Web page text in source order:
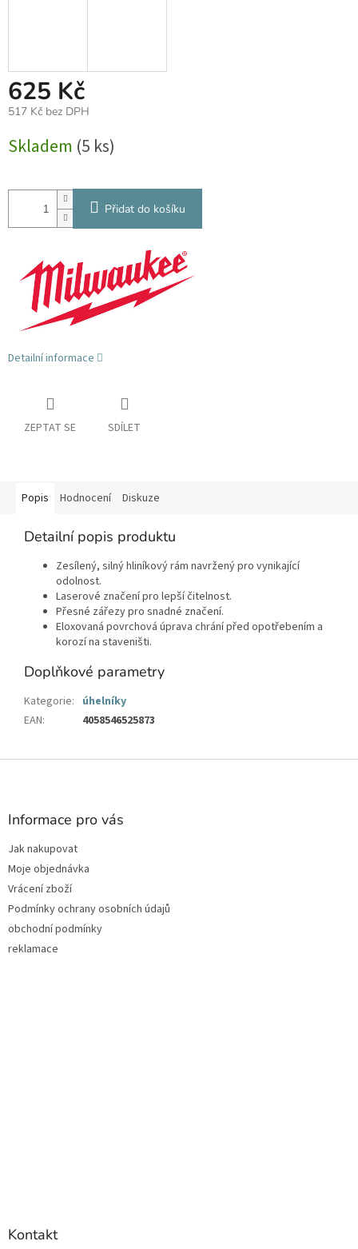
625 Kč
517 Kč bez DPH
cena:
Skladem (5 ks)
Přidat do košíku
Detailní informace
ZEPTAT SE SDÍLET
Popis Hodnocení Diskuze
Detailní popis produktu
Zesílený, silný hliníkový rám navržený pro vynikající
odolnost.
Laserové značení pro lepší čitelnost.
Přesné zářezy pro snadné značení.
Eloxovaná povrchová úprava chrání před opotřebením a
korozí na staveništi.
Doplňkové parametry
Kategorie: úhelníky
EAN: 4058546525873
Z
Informace pro vás
Jak nakupovat
Moje objednávka
Vrácení zboží
Podmínky ochrany osobních údajů
obchodní podmínky
reklamace
Kontakt